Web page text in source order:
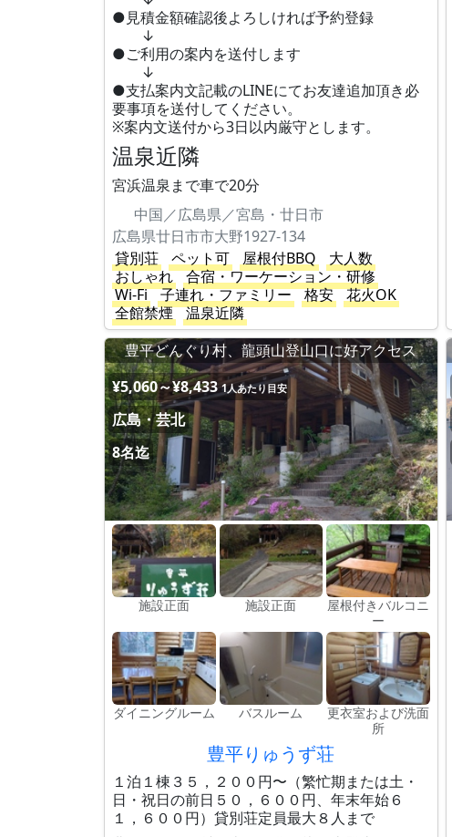
●見積金額確認後よろしければ予約登録
↓
●ご利用の案内を送付します
↓
●支払案内文記載のLINEにてお友達追加頂き必
要事項を送付してください。
※案内文送付から3日以内厳守とします。
温泉近隣
宮浜温泉まで車で20分
中国／広島県／宮島・廿日市
広島県廿日市市大野1927-134
貸別荘
ペット可 屋根付BBQ
大人数
おしゃれ
合宿・ワーケーション・研修
Wi-Fi
子連れ・ファミリー 格安
花火OK
全館禁煙
温泉近隣
豊平どんぐり村、龍頭山登山口に好アクセス
¥5,060～¥8,433 1人あたり目安
広島・芸北
8名迄
施設正面 施設正面
屋根付きバルコニ
ー
ダイニングルーム バスルーム
更衣室および洗面
所
豊平りゅうず荘
１泊１棟３５，２００円〜（繁忙期または土・
日・祝日の前日５０，６００円、年末年始６
１，６００円）貸別荘定員最大８人まで